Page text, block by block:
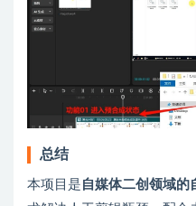
总结
本项目是 自媒体二创领域的